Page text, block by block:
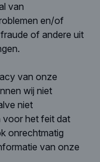
van
en/of
of andere uit
van onze
wij niet
niet
voor het feit dat
onrechtmatig
van onze